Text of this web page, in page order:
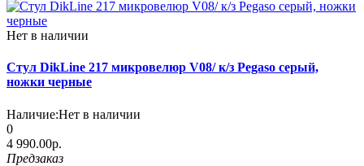
Нет в наличии
Стул DikLine 217 микровелюр V08/ к/з Pegaso серый,
ножки черные
Наличие:Нет в наличии
0
4 990.00р.
Предзаказ